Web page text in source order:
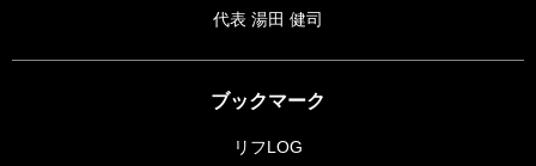
代表 湯田 健司
ブックマーク
リフLOG